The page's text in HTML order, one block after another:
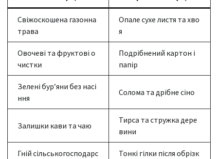
Свіжоскошена газонна
трава
Опале сухе листя та хво
я
Овочеві та фруктові о
чистки
Подрібнений картон і
папір
Зелені бур’яни без насі
ння
Солома та дрібне сіно
Залишки кави та чаю
Тирса та стружка дере
вини
Гній сільськогосподарс
Тонкі гілки після обрізк